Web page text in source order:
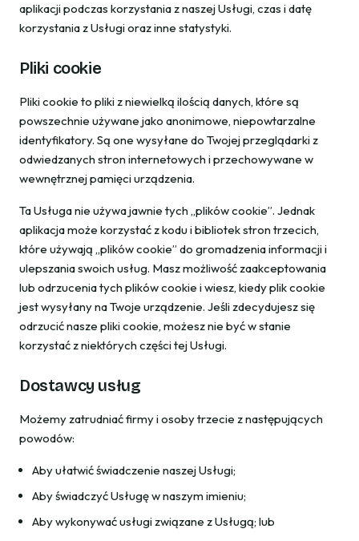
aplikacji podczas korzystania z naszej Usługi, czas i datę
korzystania z Usługi oraz inne statystyki.
Pliki cookie
Pliki cookie to pliki z niewielką ilością danych, które są
powszechnie używane jako anonimowe, niepowtarzalne
identyfikatory. Są one wysyłane do Twojej przeglądarki z
odwiedzanych stron internetowych i przechowywane w
wewnętrznej pamięci urządzenia.
Ta Usługa nie używa jawnie tych „plików cookie”. Jednak
aplikacja może korzystać z kodu i bibliotek stron trzecich,
które używają „plików cookie” do gromadzenia informacji i
ulepszania swoich usług. Masz możliwość zaakceptowania
lub odrzucenia tych plików cookie i wiesz, kiedy plik cookie
jest wysyłany na Twoje urządzenie. Jeśli zdecydujesz się
odrzucić nasze pliki cookie, możesz nie być w stanie
korzystać z niektórych części tej Usługi.
Dostawcy usług
Możemy zatrudniać firmy i osoby trzecie z następujących
powodów:
Aby ułatwić świadczenie naszej Usługi;
Aby świadczyć Usługę w naszym imieniu;
Aby wykonywać usługi związane z Usługą; lub